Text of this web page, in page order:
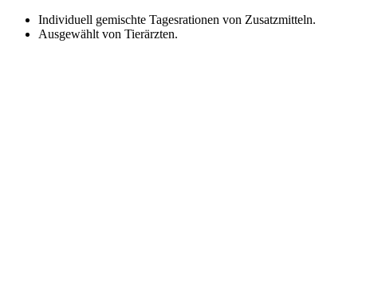
Zum
Inhalt
Individuell gemischte Tagesrationen von Zusatzmitteln.
Ausgewählt von Tierärzten.